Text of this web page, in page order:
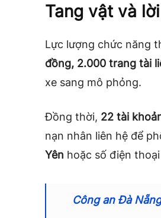
Tang vật và
Lực lượng chức năng
đồng, 2.000 trang tài
xe sang mô phỏng.
Đồng thời, 22 tài
nạn nhân liên hệ để
Yên hoặc số điện thoại
Công an Đà